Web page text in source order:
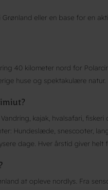
eller en base for en
40 kilometer nord for
huse og spektakulære natur.
kajak, hvalsafari,
Hundeslæde, snescooter,
dage. Hver årstid giver helt
at opleve nordlys. Fra